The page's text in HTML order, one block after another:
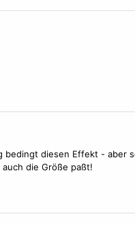
bedingt diesen Effekt - aber
auch die Größe paßt!